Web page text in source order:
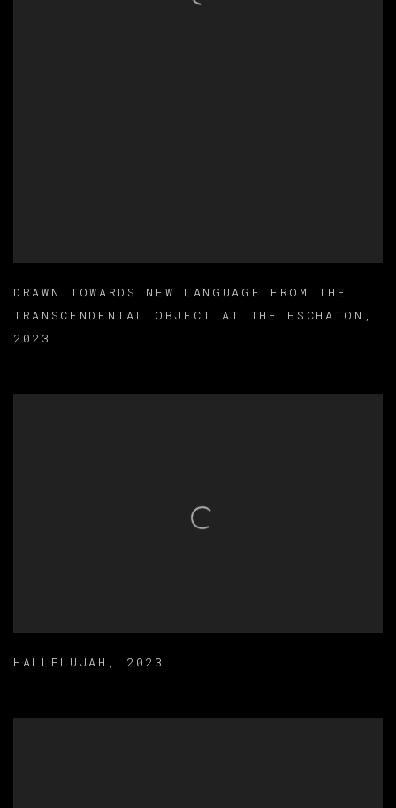
DRAWN TOWARDS NEW LANGUAGE FROM THE
TRANSCENDENTAL OBJECT AT THE ESCHATON ,
2023
HALLELUJAH , 2023